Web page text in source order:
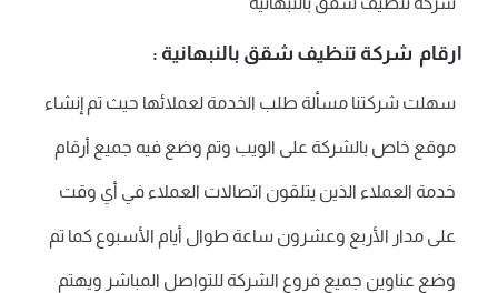
ارقام شركة تنظيف شقق بالنبهانية :
سهلت شركتنا مسألة طلب الخدمة لعملائها حيث تم إنشاء
موقع خاص بالشركة على الويب وتم وضع فيه جميع أرقام
خدمة العملاء الذين يتلقون اتصالات العملاء في أي وقت
على مدار الأربع وعشرون ساعة طوال أيام الأسبوع كما تم
وضع عناوين جميع فروع الشركة للتواصل المباشر ويهتم